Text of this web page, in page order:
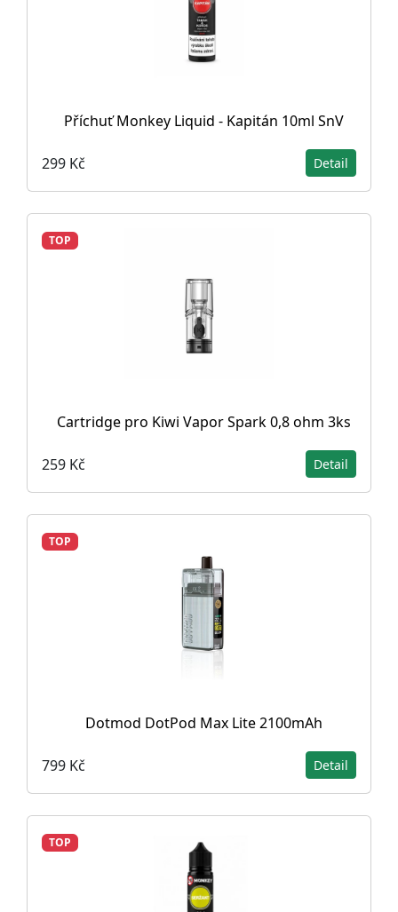
Příchuť Monkey Liquid - Kapitán 10ml SnV
299 Kč Detail
TOP
Cartridge pro Kiwi Vapor Spark 0,8 ohm 3ks
259 Kč Detail
TOP
Dotmod DotPod Max Lite 2100mAh
799 Kč Detail
TOP